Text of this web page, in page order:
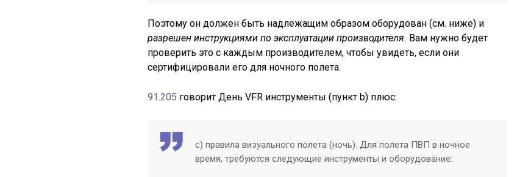
Поэтому он должен быть надлежащим образом оборудован (см. ниже) и
разрешен инструкциями по эксплуатации производителя. Вам нужно будет
проверить это с каждым производителем, чтобы увидеть, если они
сертифицировали его для ночного полета.
91.205 говорит День VFR инструменты (пункт b) плюс:
с) правила визуального полета (ночь). Для полета ПВП в ночное
время, требуются следующие инструменты и оборудование: